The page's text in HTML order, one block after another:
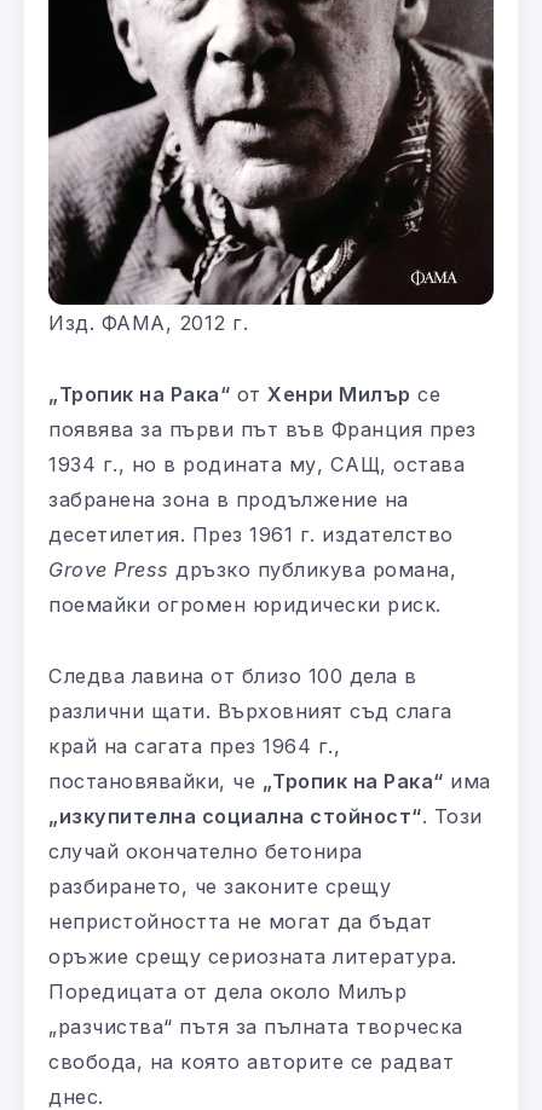
Изд. ФАМА, 2012 г.
„Тропик на Рака“ от Хенри Милър се
появява за първи път във Франция през
1934 г., но в родината му, САЩ, остава
забранена зона в продължение на
десетилетия. През 1961 г. издателство
Grove Press дръзко публикува романа,
поемайки огромен юридически риск.
Следва лавина от близо 100 дела в
различни щати. Върховният съд слага
край на сагата през 1964 г.,
постановявайки, че „Тропик на Рака“ има
„изкупителна социална стойност“. Този
случай окончателно бетонира
разбирането, че законите срещу
непристойността не могат да бъдат
оръжие срещу сериозната литература.
Поредицата от дела около Милър
„разчиства“ пътя за пълната творческа
свобода, на която авторите се радват
днес.